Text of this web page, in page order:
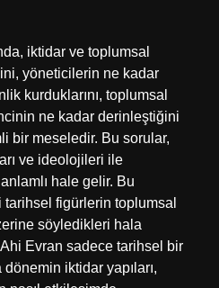
iktidar ve toplumsal
yöneticilerin ne kadar
kurduklarını, toplumsal
ne kadar derinleştiğini
bir meseledir. Bu sorular,
ve ideolojileri ile
hale gelir. Bu
figürlerin toplumsal
söyledikleri hala
Evran sadece tarihsel bir
iktidar yapıları,